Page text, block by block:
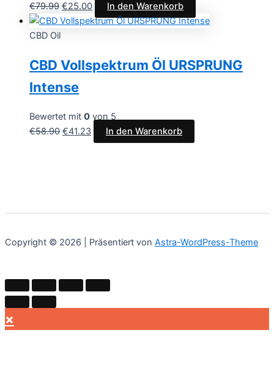
€79.99 €25.00 In den Warenkorb
CBD Oil
CBD Vollspektrum Öl URSPRUNG
Intense
Bewertet mit 0 von 5
€58.90 €41.23 In den Warenkorb
Copyright © 2026 | Präsentiert von Astra-WordPress-Theme
×